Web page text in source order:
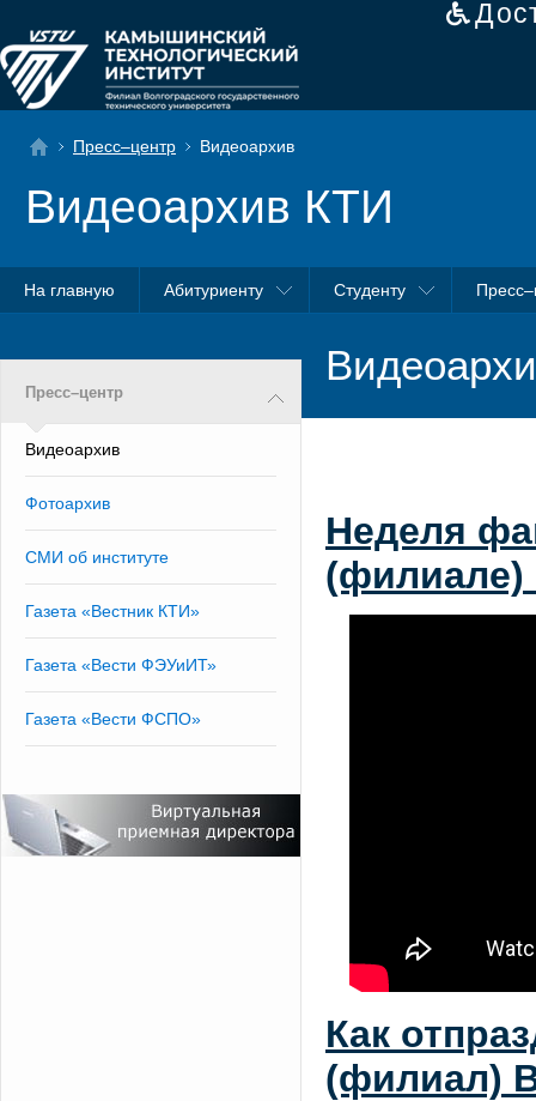
Пресс–центр Видеоархив
Видеоархив КТИ
На главную Абитуриенту Студенту
Пресс–центр
Видеоархив
Фотоархив
СМИ об институте
Газета «Вестник КТИ»
Газета «Вести ФЭУиИТ»
Газета «Вести ФСПО»
Неделя
(филиале)
Как
(филиал)